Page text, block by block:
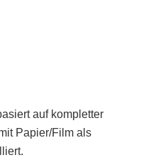
auf kompletter
Papier/Film als